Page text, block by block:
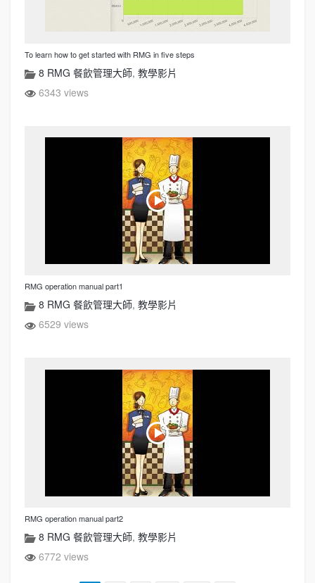
To learn how to get started with RMG in five steps
8 RMG 餐飲管理大師, 教學影片
6343 views
RMG operation manual part1
8 RMG 餐飲管理大師, 教學影片
6529 views
RMG operation manual part2
8 RMG 餐飲管理大師, 教學影片
6772 views